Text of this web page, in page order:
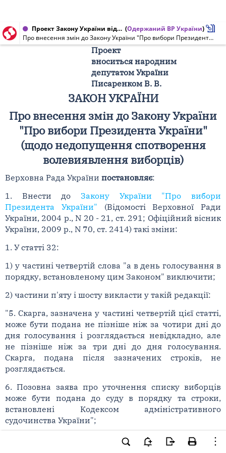
Проект Закону України від 11.01.2010 № 5509 (Одержаний ВР України)
Про внесення змін до Закону України "Про вибори Президента України" (щодо недопущення спотворення волевиявлення виборців)